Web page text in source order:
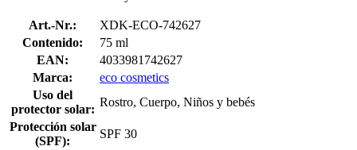
Art.-Nr.:
XDK-ECO-742627
Contenido:
75 ml
EAN:
4033981742627
Marca:
eco cosmetics
Uso del
protector solar:
Rostro, Cuerpo, Niños y bebés
Protección solar
(SPF):
SPF 30